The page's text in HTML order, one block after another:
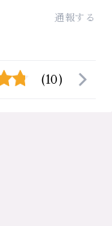
通報する
(10)